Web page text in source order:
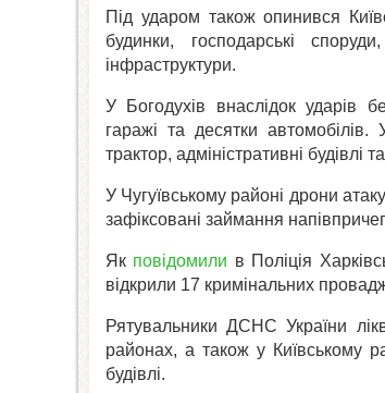
Під ударом також опинився
будинки, господарські
інфраструктури.
У Богодухів внаслідок ударів
гаражі та десятки
трактор, адміністративні будівлі
У Чугуївському районі дрони
зафіксовані займання
Як повідомили в Поліція
відкрили 17 кримінальних
Рятувальники ДСНС України
районах, а також у Київському
будівлі.